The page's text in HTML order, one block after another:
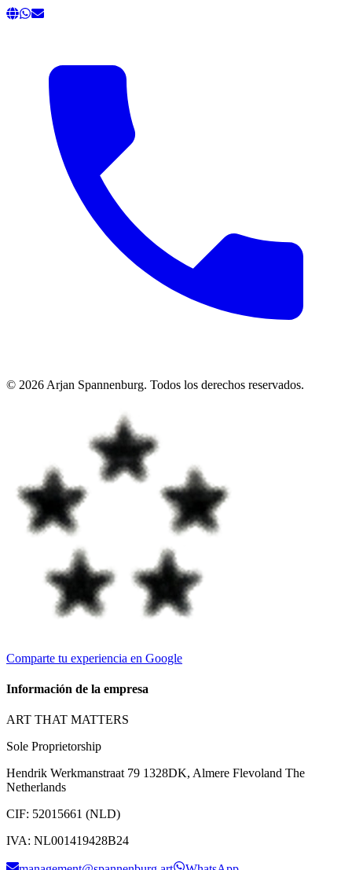
© 2026 Arjan Spannenburg. Todos los derechos reservados.
Comparte tu experiencia en Google
Información de la empresa
ART THAT MATTERS
Sole Proprietorship
Hendrik Werkmanstraat 79 1328DK, Almere Flevoland The
Netherlands
CIF: 52015661 (NLD)
IVA: NL001419428B24